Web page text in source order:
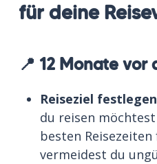
für deine
📍 12 Monate vor
Reiseziel
du reisen
besten Reisezeiten
vermeidest du